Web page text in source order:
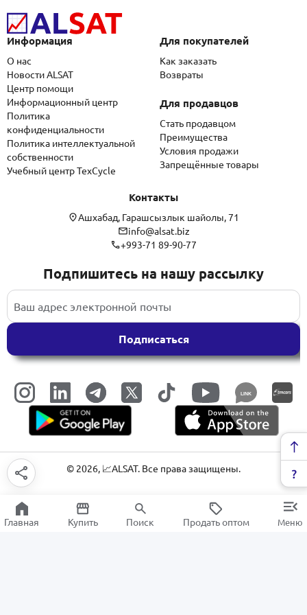
Информация
О нас
Новости ALSAT
Центр помощи
Информационный центр
Политика
конфиденциальности
Политика интеллектуальной
собственности
Учебный центр TexCycle
Для покупателей
Как заказать
Возвраты
Для продавцов
Стать продавцом
Преимущества
Условия продажи
Запрещённые товары
Контакты
Ашхабад, Гарашсызлык шайолы, 71
info@alsat.biz
+993-71 89-90-77
Подпишитесь на нашу рассылку
Подписаться
LINK
© 2026, 📈ALSAT. Все права защищены.
Главная Купить Поиск Продать оптом Меню